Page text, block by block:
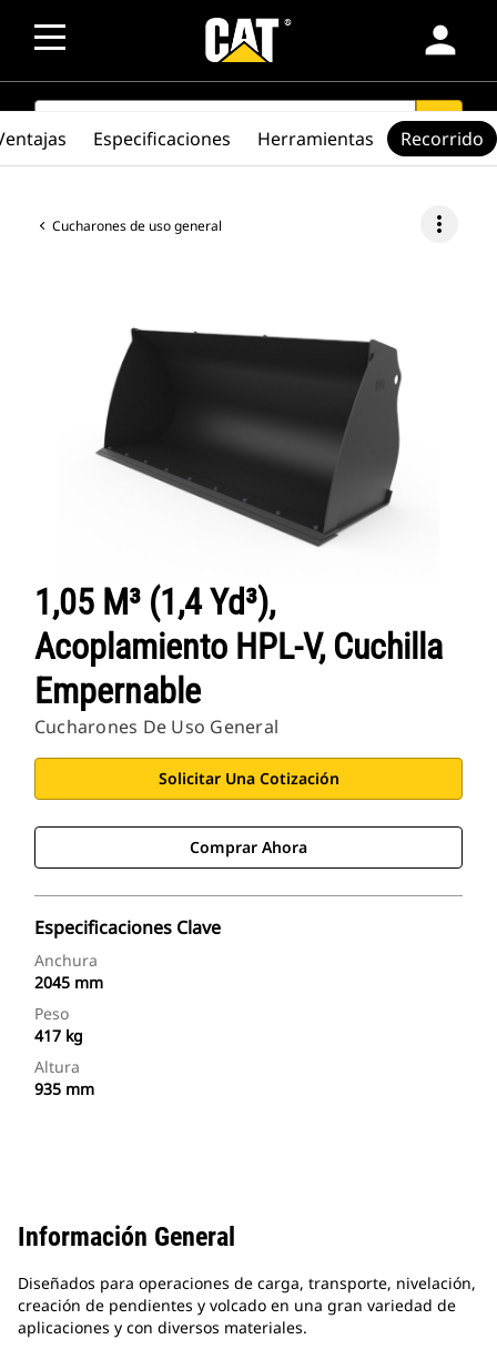
person
SEARCH search
Cucharones de uso general more_vert
1,05 M³ (1,4 Yd³),
Acoplamiento HPL-V, Cuchilla
Empernable
Cucharones De Uso General
Solicitar Una Cotización
Comprar Ahora
Especificaciones Clave
Anchura
2045 mm
Peso
417 kg
Altura
935 mm
Especificaciones Herramientas Recorrido
Información General
Diseñados para operaciones de carga, transporte, nivelación,
creación de pendientes y volcado en una gran variedad de
aplicaciones y con diversos materiales.